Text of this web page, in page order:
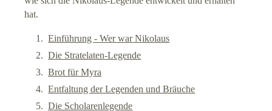
Impressum
Datenschutz
hat.
Einführung - Wer war Nikolaus
Die Stratelaten-Legende
Brot für Myra
Entfaltung der Legenden und Bräuche
Die Scholarenlegende